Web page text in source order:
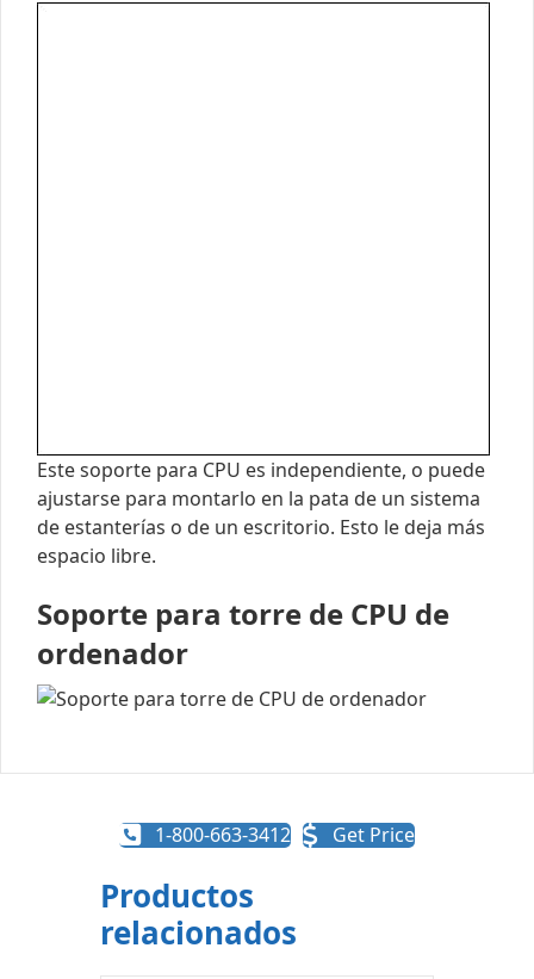
Este soporte para CPU es independiente, o puede
ajustarse para montarlo en la pata de un sistema
de estanterías o de un escritorio. Esto le deja más
espacio libre.
Soporte para torre de CPU de
ordenador
1-800-663-3412 Get Price
Productos
relacionados